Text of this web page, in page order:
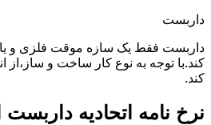
داربست
داربست فقط یک سازه موقت فلزی و یا
کند.با توجه به نوع کار ساخت و
کند.
نرخ نامه اتحادیه داربست